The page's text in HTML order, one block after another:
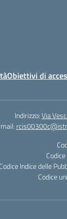
Obiettivi di
Indirizzo:Via
Codice Indice delle
Codice